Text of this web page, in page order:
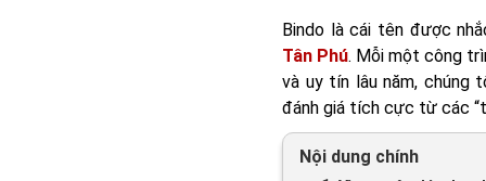
Bindo là cái tên được
Tân Phú. Mỗi một công
và uy tín lâu năm, chúng
đánh giá tích cực từ các
Nội dung chính